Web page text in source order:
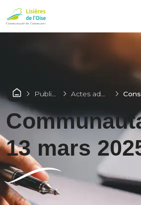
Publications Actes administratifs Conseil
Conseil
13 mars